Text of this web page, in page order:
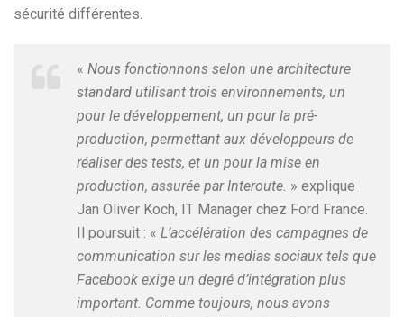
sécurité différentes.
« Nous fonctionnons selon une architecture
standard utilisant trois environnements, un
pour le développement, un pour la pré-
production, permettant aux développeurs de
réaliser des tests, et un pour la mise en
production, assurée par Interoute. » explique
Jan Oliver Koch, IT Manager chez Ford France.
Il poursuit : « L’accélération des campagnes de
communication sur les medias sociaux tels que
Facebook exige un degré d’intégration plus
important. Comme toujours, nous avons